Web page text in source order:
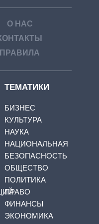
О НАС
ПРАВИЛА
ТЕМАТИКИ
БИЗНЕС
КУЛЬТУРА
НАУКА
НАЦИОНАЛЬНАЯ
БЕЗОПАСНОСТЬ
ОБЩЕСТВО
ПОЛИТИКА
ПРАВО
ФИНАНСЫ
ЭКОНОМИКА